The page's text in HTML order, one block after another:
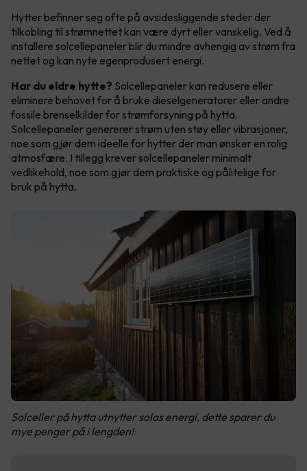
Hytter befinner seg ofte på avsidesliggende steder der
tilkobling til strømnettet kan være dyrt eller vanskelig. Ved å
installere solcellepaneler blir du mindre avhengig av strøm fra
nettet og kan nyte egenprodusert energi.
Har du eldre hytte? Solcellepaneler kan redusere eller
eliminere behovet for å bruke dieselgeneratorer eller andre
fossile brenselkilder for strømforsyning på hytta.
Solcellepaneler genererer strøm uten støy eller vibrasjoner,
noe som gjør dem ideelle for hytter der man ønsker en rolig
atmosfære. I tillegg krever solcellepaneler minimalt
vedlikehold, noe som gjør dem praktiske og pålitelige for
bruk på hytta.
Solceller på hytta utnytter solas energi, dette sparer du
mye penger på i lengden!